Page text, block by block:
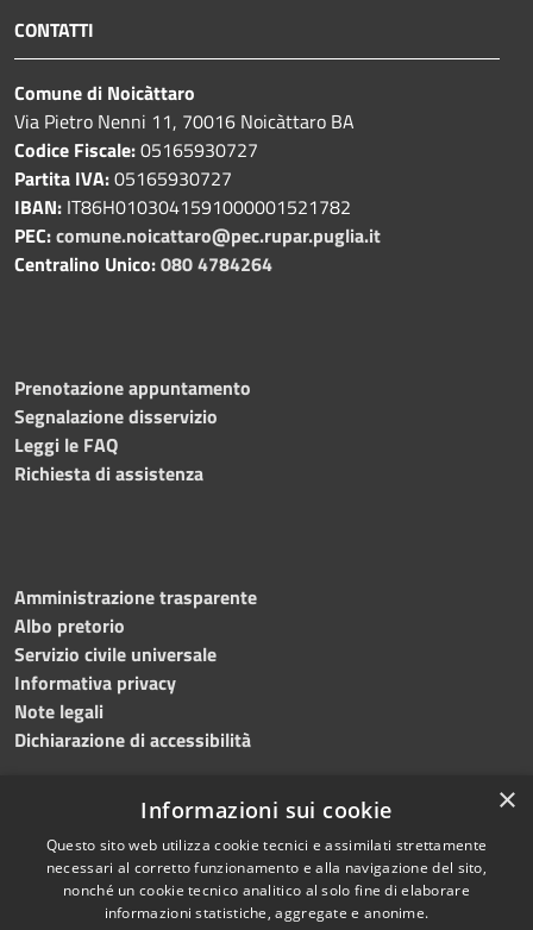
CONTATTI
Comune di Noicàttaro
Via Pietro Nenni 11, 70016 Noicàttaro BA
Codice Fiscale:05165930727
Partita IVA:05165930727
IBAN: IT86H0103041591000001521782
PEC:comune.noicattaro@pec.rupar.puglia.it
Centralino Unico:080 4784264
Prenotazione appuntamento
Segnalazione disservizio
Leggi le FAQ
Richiesta di assistenza
Amministrazione trasparente
Albo pretorio
Servizio civile universale
Informativa privacy
Note legali
Dichiarazione di accessibilità
RSS
Accessibilità
Copyright © 2023 •
Comune di Noicàttaro
Powered byMunicipium
×
Informazioni sui cookie
Questo sito web utilizza cookie tecnici e assimilati strettamente
necessari al corretto funzionamento e alla navigazione del sito,
nonché un cookie tecnico analitico al solo fine di elaborare
informazioni statistiche, aggregate e anonime.